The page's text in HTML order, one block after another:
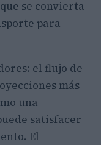
se convierta
para
el flujo de
más
una
satisfacer
El